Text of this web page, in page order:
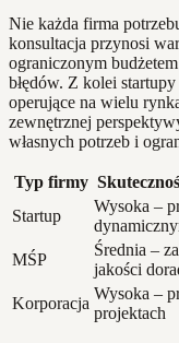
Nie każda firma
konsultacja przynosi
ograniczonym
błędów. Z kolei
operujące na wielu
zewnętrznej
własnych potrzeb i
Typ firmy
Startup
Wysoka –
MŚP
Średnia –
jakości
Korporacja
Wysoka –
projektach